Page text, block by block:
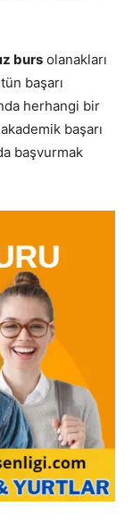
burs olanakları
başarı
herhangi bir
başarı
başvurmak